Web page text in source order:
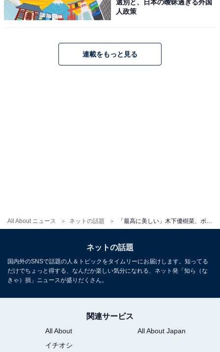
All About ニュース ネットの話題
選別と、日本の曖昧過ぎる外国
人政策
連載をもっと見る
ネットの話題
国内外のSNSで話題の人＆トピックをタイムリーにお届けします。知ってる
だけでちょっと得する、なんだか楽しい気分になれる、ネット発「知ら（な
きゃ）損」ニュースが盛りだくさん。
関連サービス
All About
All About Japan
イチオシ